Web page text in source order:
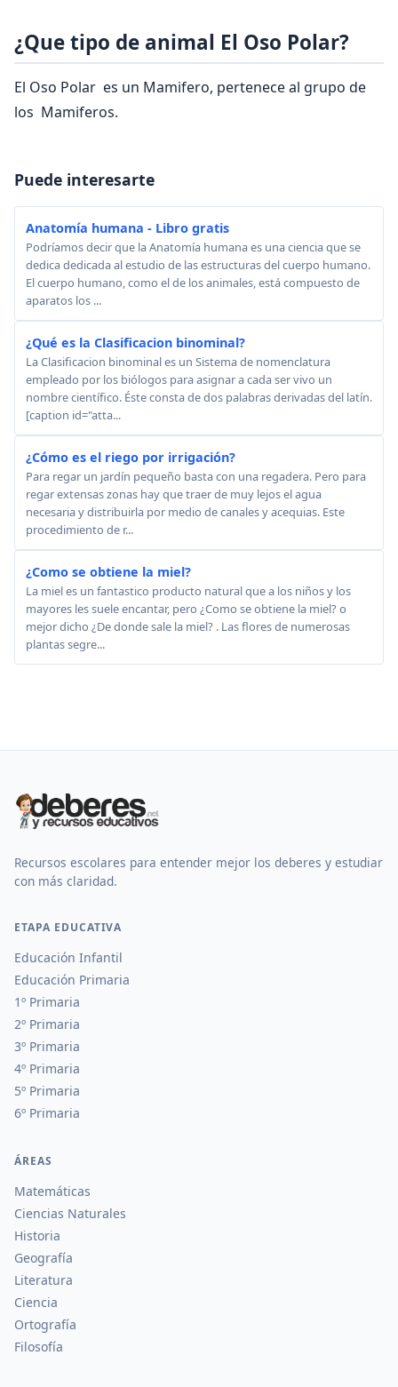
¿Que tipo de animal El Oso Polar?
El Oso Polar es un Mamifero, pertenece al grupo de
los Mamiferos.
Puede interesarte
Anatomía humana - Libro gratis
Podríamos decir que la Anatomía humana es una ciencia que se
dedica dedicada al estudio de las estructuras del cuerpo humano.
El cuerpo humano, como el de los animales, está compuesto de
aparatos los ...
¿Qué es la Clasificacion binominal?
La Clasificacion binominal es un Sistema de nomenclatura
empleado por los biólogos para asignar a cada ser vivo un
nombre científico. Éste consta de dos palabras derivadas del latín.
[caption id="atta...
¿Cómo es el riego por irrigación?
Para regar un jardín pequeño basta con una regadera. Pero para
regar extensas zonas hay que traer de muy lejos el agua
necesaria y distribuirla por medio de canales y acequias. Este
procedimiento de r...
¿Como se obtiene la miel?
La miel es un fantastico producto natural que a los niños y los
mayores les suele encantar, pero ¿Como se obtiene la miel? o
mejor dicho ¿De donde sale la miel? . Las flores de numerosas
plantas segre...
Recursos escolares para entender mejor los deberes y estudiar
con más claridad.
ETAPA EDUCATIVA
Educación Infantil
Educación Primaria
1º Primaria
2º Primaria
3º Primaria
4º Primaria
5º Primaria
6º Primaria
ÁREAS
Matemáticas
Ciencias Naturales
Historia
Geografía
Literatura
Ciencia
Ortografía
Filosofía